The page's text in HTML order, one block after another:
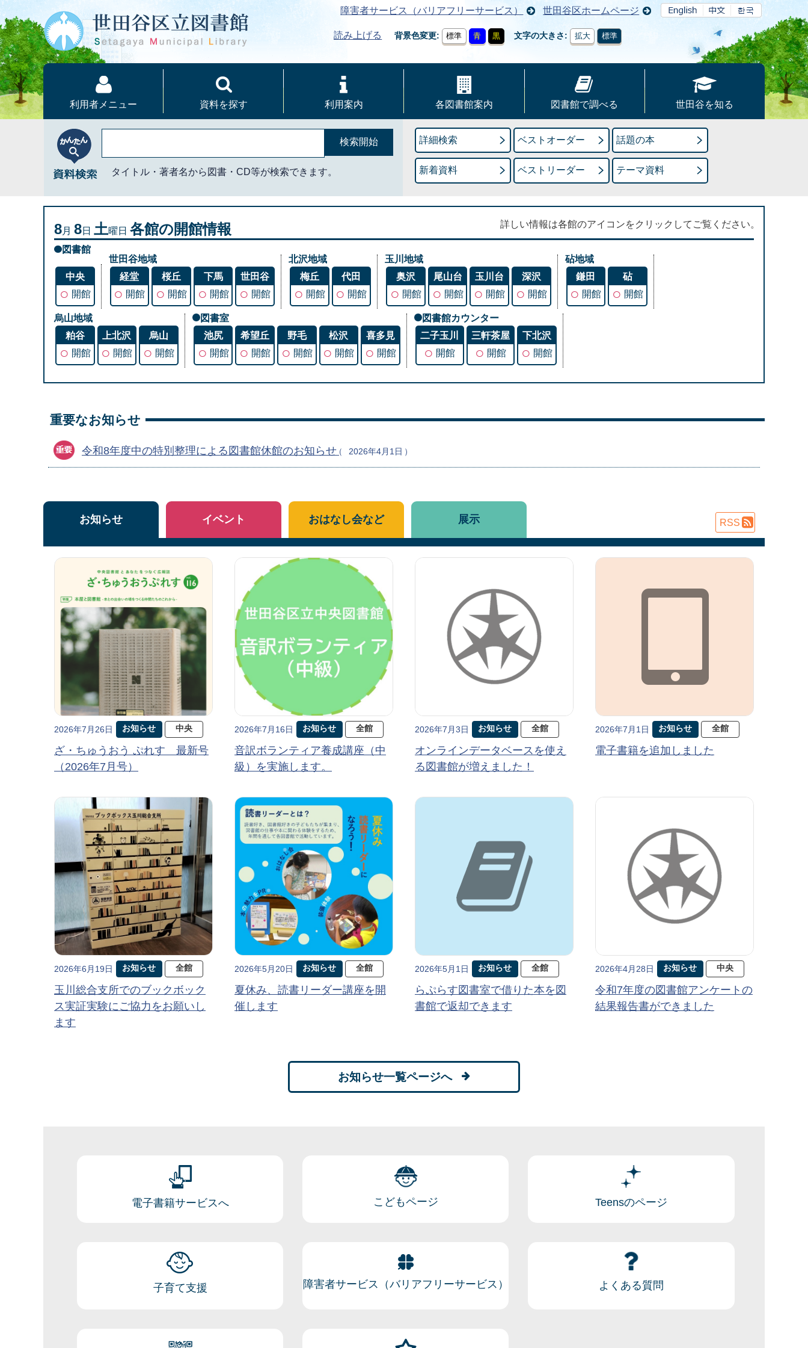
障害者サービス（バリアフリーサービス） 世田谷区ホームページ
読み上げる 背景色変更 標準 青 黒 文字の大きさ 拡大 標準
利用者メニュー 資料を探す 利用案内 各図書館案内 図書館で調べる 世田谷を知る
タイトル・著者名から図書・CD等が検索できます。
詳細検索 ベストオーダー 話題の本
新着資料 ベストリーダー テーマ資料
8月 8日 土曜日 各館の開館情報 詳しい情報は各館のアイコンをクリックしてご覧ください。
図書館
中央
○ 開館
世田谷地域
経堂
○ 開館
桜丘
○ 開館
下馬
○ 開館
世田谷
○ 開館
北沢地域
梅丘
○ 開館
代田
○ 開館
玉川地域
奥沢
○ 開館
尾山台
○ 開館
玉川台
○ 開館
深沢
○ 開館
砧地域
鎌田
○ 開館
砧
○ 開館
烏山地域
粕谷
○ 開館
上北沢
○ 開館
烏山
○ 開館
図書室
池尻
○ 開館
希望丘
○ 開館
野毛
○ 開館
松沢
○ 開館
喜多見
○ 開館
図書館カウンター
二子玉川
○ 開館
三軒茶屋
○ 開館
下北沢
○ 開館
重要なお知らせ
令和8年度中の特別整理による図書館休館のお知らせ 2026年4月1日
お知らせ
2026年7月26日 お知らせ 中央
ざ・ちゅうおう ぷれす 最新号
（2026年7月号）
2026年7月16日 お知らせ 全館
音訳ボランティア養成講座（中
級）を実施します。
2026年7月3日 お知らせ 全館
オンラインデータベースを使え
る図書館が増えました！
2026年7月1日 お知らせ 全館
電子書籍を追加しました
2026年6月19日 お知らせ 全館
玉川総合支所でのブックボック
ス実証実験にご協力をお願いし
ます
2026年5月20日 お知らせ 全館
夏休み、読書リーダー講座を開
催します
2026年5月1日 お知らせ 全館
らぷらす図書室で借りた本を図
書館で返却できます
2026年4月28日 お知らせ 中央
令和7年度の図書館アンケートの
結果報告書ができました
お知らせ一覧ページへ
イベント おはなし会など 展示 RSS
電子書籍サービスへ こどもページ Teensのページ
子育て支援 障害者サービス（バリアフリーサービス） よくある質問